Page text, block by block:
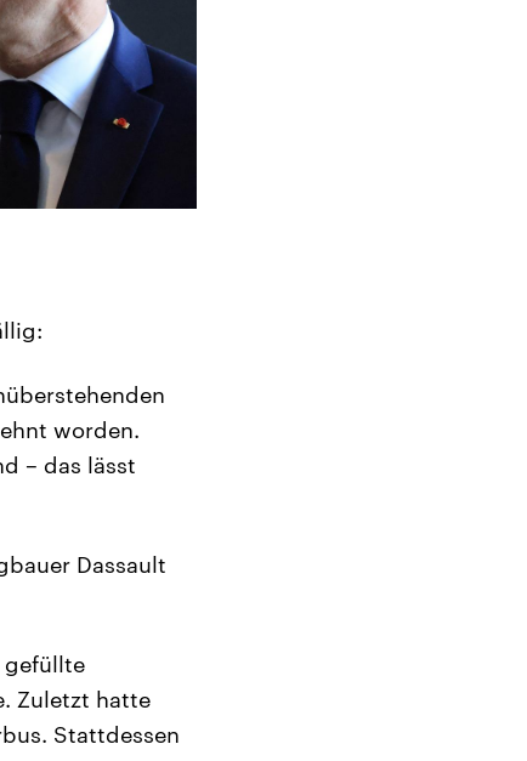
worden.
– das lässt
Dassault
gefüllte
Zuletzt hatte
Stattdessen